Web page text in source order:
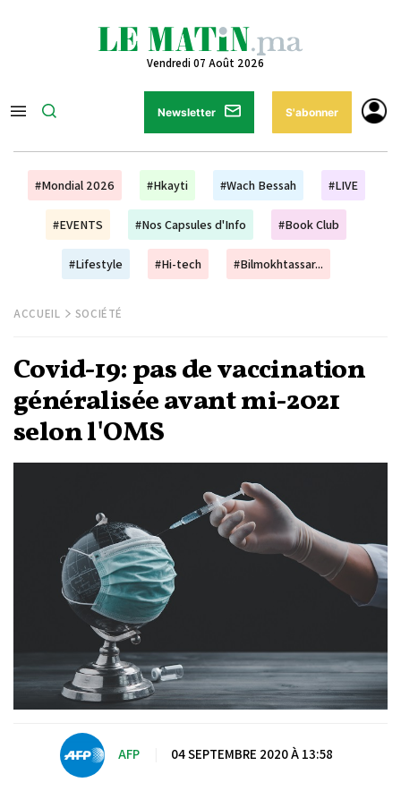
Vendredi 07 Août 2026
Newsletter S'abonner
#Mondial 2026 #Hkayti #Wach Bessah #LIVE
#EVENTS #Nos Capsules d'Info #Book Club
#Lifestyle #Hi-tech #Bilmokhtassar...
ACCUEIL SOCIÉTÉ
Covid-19: pas de vaccination
généralisée avant mi-2021
selon l'OMS
AFP 04 SEPTEMBRE 2020 À 13:58